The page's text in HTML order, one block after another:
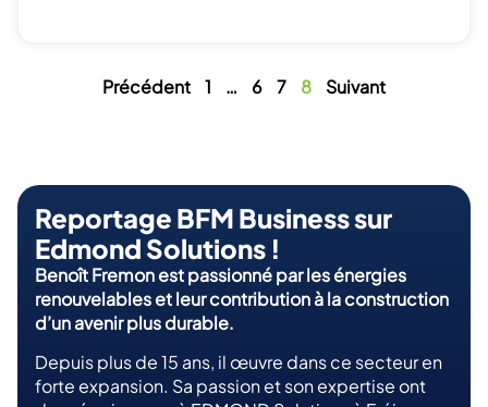
Précédent 1 … 6 7 8 Suivant
Reportage BFM Business sur
Edmond Solutions !
Benoît Fremon est passionné par les énergies
renouvelables et leur contribution à la construction
d’un avenir plus durable.
Depuis plus de 15 ans, il œuvre dans ce secteur en
forte expansion. Sa passion et son expertise ont